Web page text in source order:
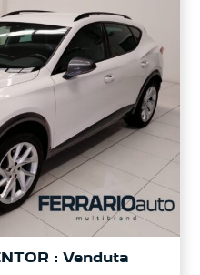
: Venduta